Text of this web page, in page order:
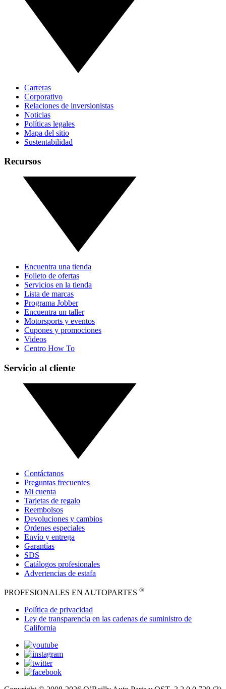
Carreras
Corporativo
Relaciones de inversionistas
Noticias
Políticas legales
Mapa del sitio
Sustentabilidad
Recursos
Encuentra una tienda
Folleto de ofertas
Servicios en la tienda
Lista de marcas
Programa Jobber
Encuentra un taller
Motorsports y eventos
Cupones y promociones
Videos
Centro How To
Servicio al cliente
Contáctanos
Preguntas frecuentes
Mi cuenta
Tarjetas de regalo
Reembolsos
Devoluciones y cambios
Órdenes especiales
Envío y entrega
Garantías
SDS
Catálogos profesionales
Advertencias de estafa
PROFESIONALES EN AUTOPARTES ®
Política de privacidad
Ley de transparencia en las cadenas de suministro de
California